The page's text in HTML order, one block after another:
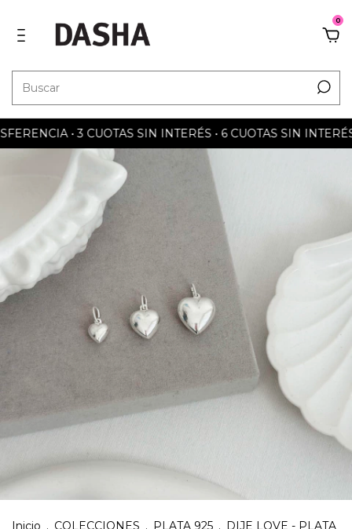
0
• 3 CUOTAS SIN INTERÉS • 6 CUOTAS SIN
Inicio . COLECCIONES . PLATA 925 . DIJE LOVE - PLATA